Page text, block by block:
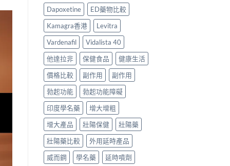
中
法
用
量
完
整
教
學〉
中
用
家
真
實
服
用
經
驗
與
安
全
購
買
指
南〉
中
評
價：
香
港
用
家
真
實
服
用
報
告
與
正
貨
購
買
指
南〉
Dapoxetine
ED藥物比較
Kamagra香港
Levitra
Vardenafil
Vidalista 40
他達拉非
保健食品
健康生活
價格比較
副作用
副作用
勃起功能
勃起功能障礙
印度學名藥
增大增粗
增大產品
壯陽保健
壯陽藥
壯陽藥比較
外用延時產品
威而鋼
學名藥
延時噴劑